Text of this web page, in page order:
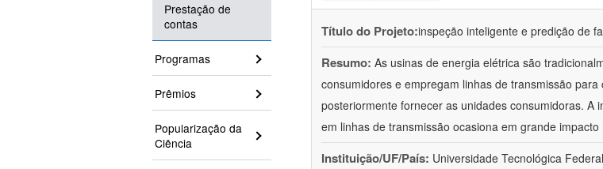
Prestação de
contas
Programas
Prêmios
Popularização da
Ciência
Título do Projeto:inspeção inteligente e predição de
Resumo: As usinas de energia elétrica são
consumidores e empregam linhas de transmissão
posteriormente fornecer as unidades consumidoras.
em linhas de transmissão ocasiona em grande
Instituição/UF/País: Universidade Tecnológica